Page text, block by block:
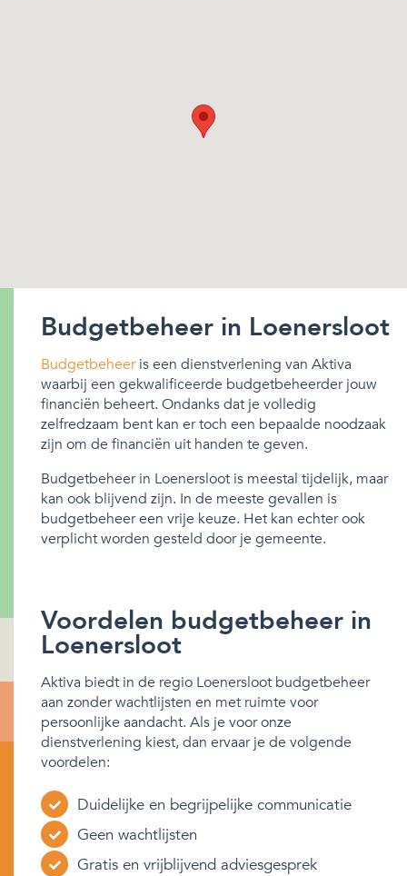
Budgetbeheer in Loenersloot
Budgetbeheeris een dienstverlening van Aktiva
waarbij een gekwalificeerde budgetbeheerder jouw
financiën beheert. Ondanks dat je volledig
zelfredzaam bent kan er toch een bepaalde noodzaak
zijn om de financiën uit handen te geven.
Budgetbeheer in Loenersloot is meestal tijdelijk, maar
kan ook blijvend zijn. In de meeste gevallen is
budgetbeheer een vrije keuze. Het kan echter ook
verplicht worden gesteld door je gemeente.
Voordelen budgetbeheer in
Loenersloot
Aktiva biedt in de regio Loenersloot budgetbeheer
aan zonder wachtlijsten en met ruimte voor
persoonlijke aandacht. Als je voor onze
dienstverlening kiest, dan ervaar je de volgende
voordelen:
Duidelijke en begrijpelijke communicatie
Geen wachtlijsten
Gratis en vrijblijvend adviesgesprek